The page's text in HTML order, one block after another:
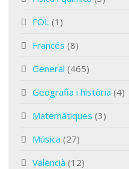
FOL (1)
Francés (8)
General (465)
Geografia i història (4)
Matemàtiques (3)
Música (27)
Valencià (12)